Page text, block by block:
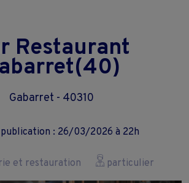
Restaurant
Gabarret - 40310
: 26/03/2026 à 22h
et restauration particulier